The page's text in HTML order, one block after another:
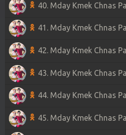
40. Mday Kmek Chnas
41. Mday Kmek Chnas
42. Mday Kmek Chnas
43. Mday Kmek Chnas
44. Mday Kmek Chnas
45. Mday Kmek Chnas